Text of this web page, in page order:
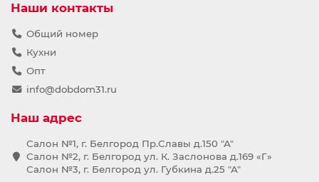
Наши контакты
Общий номер
Кухни
Опт
info@dobdom31.ru
Наш адрес
Салон №1, г. Белгород Пр.Славы д.150 "А"
Салон №2, г. Белгород ул. К. Заслонова д.169 «Г»
Салон №3, г. Белгород ул. Губкина д.25 "А"